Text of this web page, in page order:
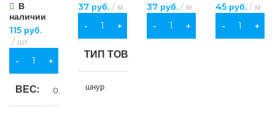
В
наличии
115 руб.
шт
В КОРЗИНУ
ВЕС 0.065 кг
37 руб. м
В КОРЗИНУ
ТИП ТОВАРА
шнур
37 руб. м
В КОРЗИНУ
45 руб. м
В КОРЗИНУ